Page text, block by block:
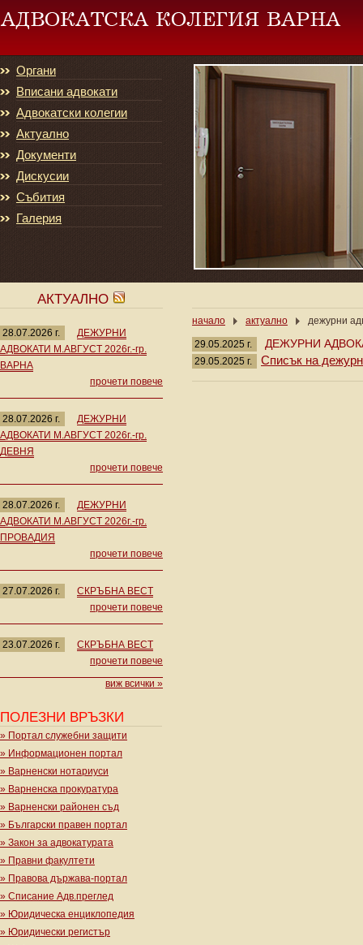
Органи
Вписани адвокати
Адвокатски колегии
Актуално
Документи
Дискусии
Събития
Галерия
АКТУАЛНО
28.07.2026 г.
ДЕЖУРНИ
АДВОКАТИ М.АВГУСТ 2026г.-гр.
ВАРНА
прочети повече
28.07.2026 г.
ДЕЖУРНИ
АДВОКАТИ М.АВГУСТ 2026г.-гр.
ДЕВНЯ
прочети повече
28.07.2026 г.
ДЕЖУРНИ
АДВОКАТИ М.АВГУСТ 2026г.-гр.
ПРОВАДИЯ
прочети повече
27.07.2026 г.
СКРЪБНА ВЕСТ
прочети повече
23.07.2026 г.
СКРЪБНА ВЕСТ
прочети повече
виж всички »
ПОЛЕЗНИ ВРЪЗКИ
» Портал служебни защити
» Информационен портал
» Варненски нотариуси
» Варненска прокуратура
» Варненски районен съд
» Български правен портал
» Закон за адвокатурата
» Правни факултети
» Правова държава-портал
» Списание Адв.преглед
» Юридическа енциклопедия
» Юридически регистър
начало актуално дежурни
29.05.2025 г. ДЕЖУРНИ
29.05.2025 г. Списък на